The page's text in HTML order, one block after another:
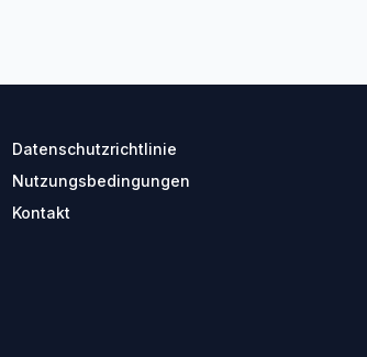
Datenschutzrichtlinie
Nutzungsbedingungen
Kontakt